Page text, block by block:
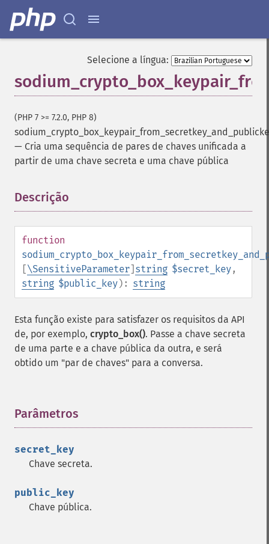
Selecione a língua:
(PHP 7 >= 7.2.0, PHP 8)
— Cria uma sequência de pares de chaves unificada a
partir de uma chave secreta e uma chave pública
Descrição
function
[\SensitiveParameter] string $secret_key,
string $public_key): string
Esta função existe para satisfazer os requisitos da API
de, por exemplo, crypto_box(). Passe a chave secreta
de uma parte e a chave pública da outra, e será
obtido um "par de chaves" para a conversa.
Parâmetros
secret_key
Chave secreta.
public_key
Chave pública.